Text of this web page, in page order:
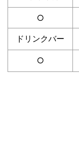
○
ドリンクバー
○